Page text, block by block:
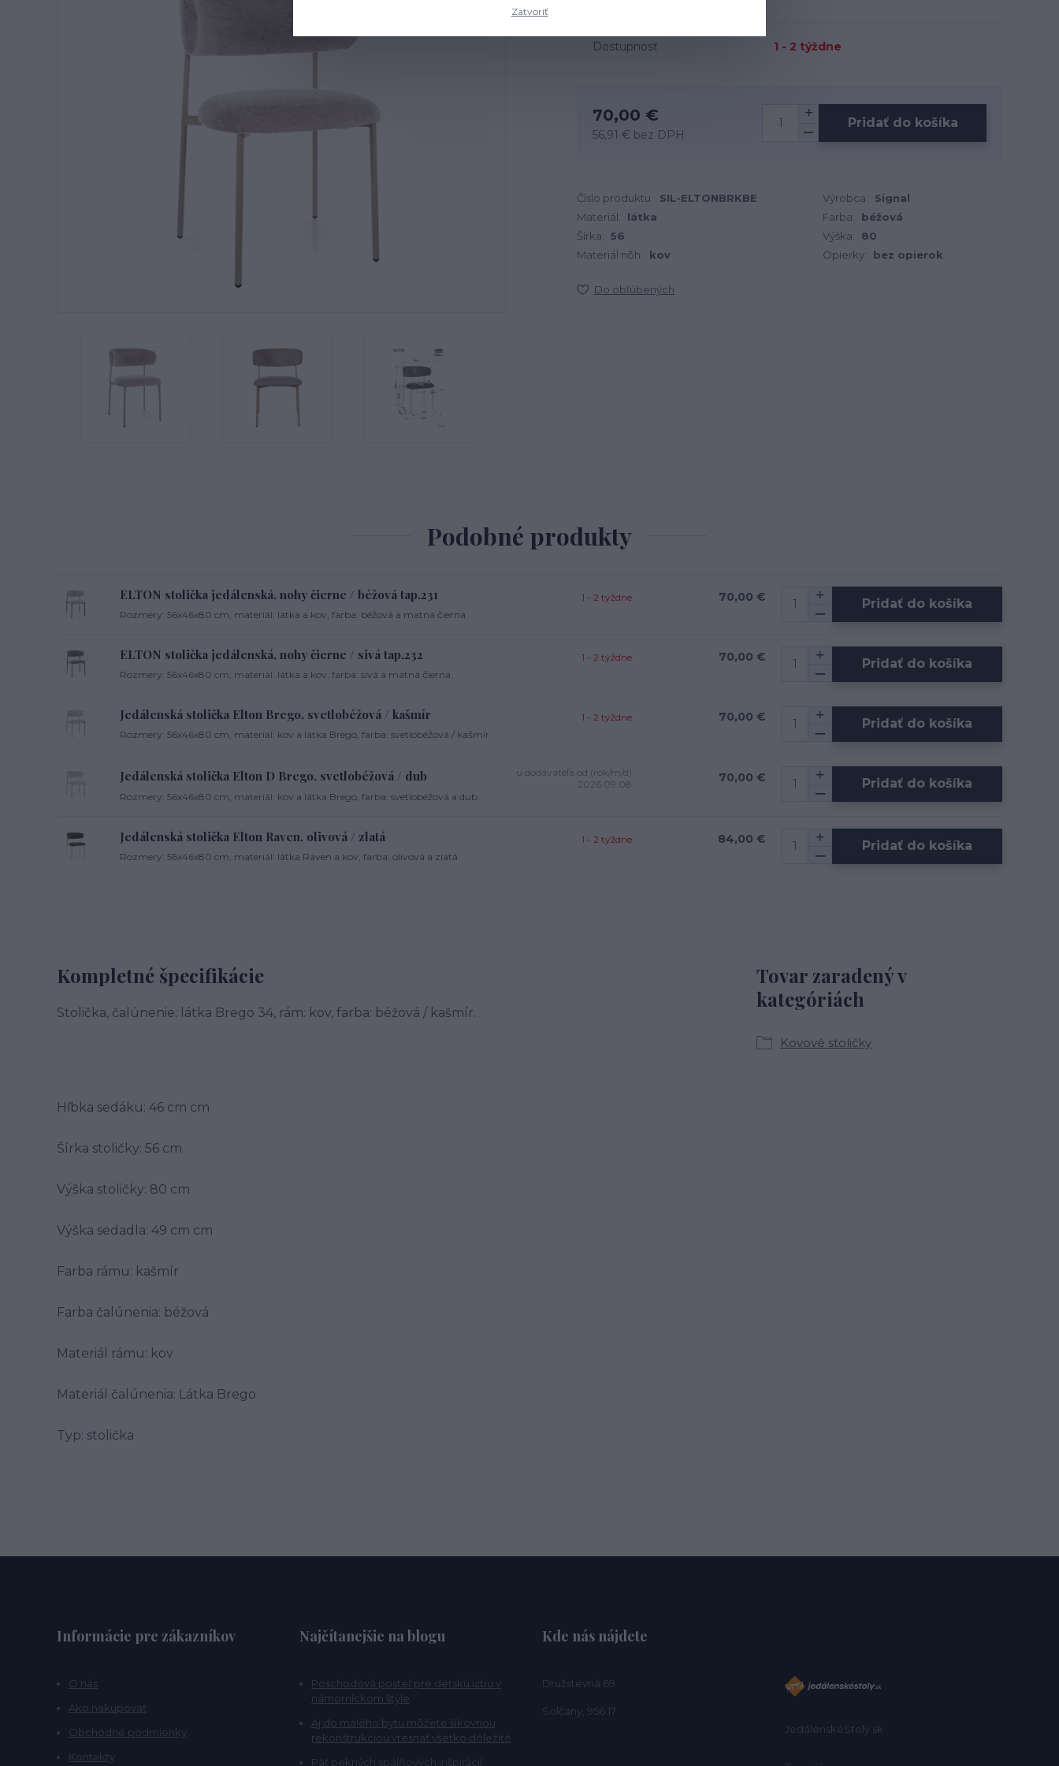
Dostupnosť 1 - 2 týždne
70,00 €
56,91 € bez DPH
Pridať do košíka
Číslo produktu: SIL-ELTONBRKBE Výrobca:
Signal
Materiál:
látka Farba:
béžová
Šírka: 56 Výška:
80
Materiál nôh:
kov Opierky: bez opierok
Do obľúbených
Podobné produkty
ELTON stolička jedálenská, nohy čierne / béžová tap.231
Rozmery: 56x46x80 cm, materiál: látka a kov, farba: béžová a matná čierna.
70,00 €
1 - 2 týždne Pridať do košíka
ELTON stolička jedálenská, nohy čierne / sivá tap.232
Rozmery: 56x46x80 cm, materiál: látka a kov, farba: sivá a matná čierna.
70,00 €
1 - 2 týždne Pridať do košíka
Jedálenská stolička Elton Brego, svetlobéžová / kašmír
Rozmery: 56x46x80 cm, materiál: kov a látka Brego, farba: svetlobéžová / kašmír.
70,00 €
1 - 2 týždne Pridať do košíka
Jedálenská stolička Elton D Brego, svetlobéžová / dub
Rozmery: 56x46x80 cm, materiál: kov a látka Brego, farba: svetlobéžová a dub.
70,00 €
u dodávateľa od (rok/m/d)
2026.09.08
Pridať do košíka
Jedálenská stolička Elton Raven, olivová / zlatá
Rozmery: 56x46x80 cm, materiál: látka Raven a kov, farba: olivová a zlatá.
84,00 €
1 - 2 týždne Pridať do košíka
Kompletné špecifikácie
Stolička, čalúnenie: látka Brego 34, rám: kov, farba: béžová / kašmír.
Hľbka sedáku: 46 cm cm
Šírka stoličky: 56 cm
Výška stoličky: 80 cm
Výška sedadla: 49 cm cm
Farba rámu: kašmír
Farba čalúnenia: béžová
Materiál rámu: kov
Materiál čalúnenia: Látka Brego
Typ: stolička
Tovar zaradený v
kategóriách
Kovové stoličky
Informácie pre zákazníkov
O nás
Ako nakupovať
Obchodné podmienky
Kontakty
Najčítanejšie na blogu
Poschodová posteľ pre detskú izbu v
námorníckom štýle
Aj do malého bytu môžete šikovnou
rekonštrukciou vtesnať všetko dôležité
Päť pekných spálňových inšpirácií
Kde nás nájdete
Družstevná 69
Solčany, 956 17
JedálenskéStoly.sk
Zatvoriť